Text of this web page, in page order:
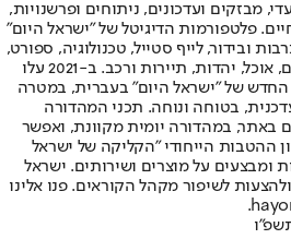
מבזקים ועדכונים, ניתוחים ופרשנויות,
פלטפורמות הדיגיטל של "ישראל היום"
ובידור, לייף סטייל, טכנולוגיה, ספורט,
כלכלה וצרכנות, בריאות, חיילים, אוכל, יהדות, תיירות ורכב. ב-2021 עלו
החדש של "ישראל היום" בעברית, במטרה
בטוחה ונוחה. תכני המהדורה
באתר, במהדורה יומית מקוונת, ואפשר
ההטבות הייחודי "הקליקה של ישראל
ומבצעים על מוצרים ושירותים. ישראל
לשיפור מקהל הקוראים. פנו אלינו